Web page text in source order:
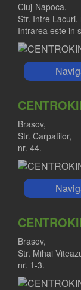
Cluj-Napoca,
Str. Intre Lacuri,
Intrarea este in
Brasov,
Str. Carpatilor,
nr. 44.
Brasov,
Str. Mihai
nr. 1-3.